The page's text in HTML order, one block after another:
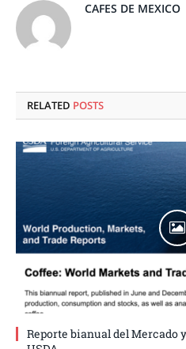
CAFES DE MEXICO
RELATED POSTS
Reporte bianual del Mercado